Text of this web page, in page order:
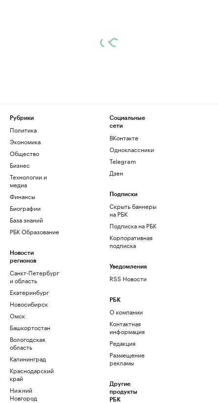
Рубрики
Политика
Экономика
Общество
Бизнес
Технологии и
медиа
Финансы
Биографии
База знаний
РБК Образование
Новости
регионов
Санкт-Петербург
и область
Екатеринбург
Новосибирск
Омск
Башкортостан
Вологодская
область
Калининград
Краснодарский
край
Нижний
Новгород
Социальные
сети
ВКонтакте
Одноклассники
Telegram
Дзен
Подписки
Скрыть баннеры
на РБК
Подписка на РБК
Корпоративная
подписка
Уведомления
RSS Новости
РБК
О компании
Контактная
информация
Редакция
Размещение
рекламы
Другие
продукты
РБК